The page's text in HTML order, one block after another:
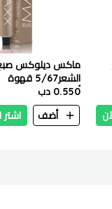
ماكس ديلوكس
الشعر5/67 قهوة
أسطورية ١٠٠مل
0.550 دب
أضف
اشتر